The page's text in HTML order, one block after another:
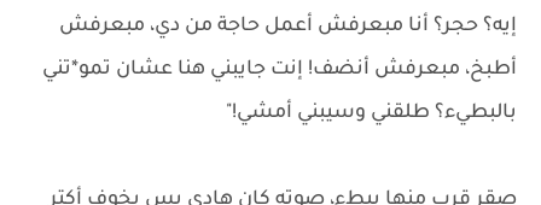
إيه؟ حجر؟ أنا مبعرفش أعمل حاجة من دي، مبعرفش
أطبخ، مبعرفش أنضف! إنت جايبني هنا عشان تمو*تني
بالبطيء؟ طلقني وسيبني أمشي!"
صقر قرب منها ببطء، صوته كان هادي بس يخوف أكتر